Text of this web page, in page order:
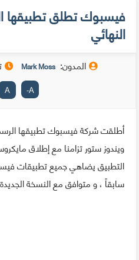
النهائي
المدون: Mark Moss
A
-
A
أطلقت شركة فيسبوك تطبيقها
التطبيق يضاهي جميع تطبيقات
سابقاً ، و متوافق مع النسخة